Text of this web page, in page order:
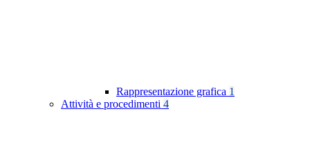
Rappresentazione grafica 1
Attività e procedimenti 4